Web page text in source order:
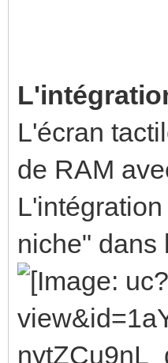
L'écran
de RAM
niche" dans